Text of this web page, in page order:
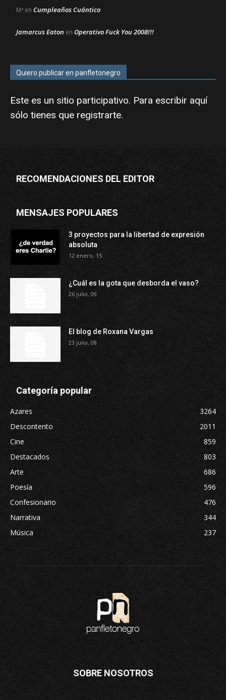
Mª en Cumpleaños Cuántico
Jamarcus Eaton en Operativo Fuck You 2008!!!
Quiero publicar en panfletonegro
Este es un sitio participativo. Para escribir aquí
sólo tienes que registrarte.
RECOMENDACIONES DEL EDITOR
MENSAJES POPULARES
3 proyectos para la libertad de expresión
absoluta
12 enero, 15
¿Cuál es la gota que desborda el vaso?
26 julio, 09
El blog de Roxana Vargas
23 julio, 08
Categoría popular
Azares
3264
Descontento
2011
Cine
859
Destacados
803
Arte
686
Poesía
596
Confesionario
476
Narrativa
344
Música
237
SOBRE NOSOTROS